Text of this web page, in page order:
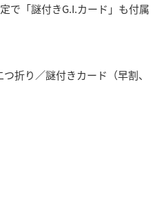
で「謎付きG.I.カード」も付属
折り／謎付きカード（早割、